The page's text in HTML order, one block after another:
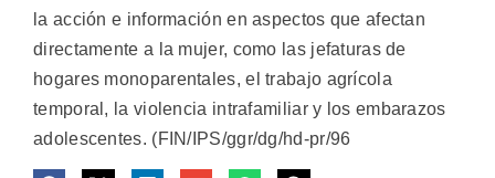
la acción e información en aspectos que afectan
directamente a la mujer, como las jefaturas de
hogares monoparentales, el trabajo agrícola
temporal, la violencia intrafamiliar y los embarazos
adolescentes. (FIN/IPS/ggr/dg/hd-pr/96